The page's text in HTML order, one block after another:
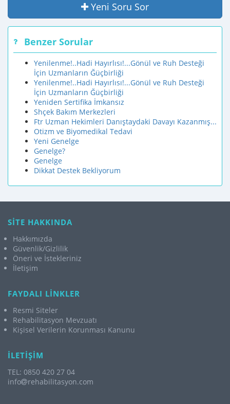
Yeni Soru Sor
Benzer Sorular
Yenilenme!..Hadi Hayırlısı!...Gönül ve Ruh Desteği
İçin Uzmanların Ğüçbirliği
Yenilenme!..Hadi Hayırlısı!...Gönül ve Ruh Desteği
İçin Uzmanların Ğüçbirliği
Yeniden Sertifika İmkansız
Shçek Bakım Merkezleri
Ftr Uzman Hekimleri Danıştaydaki Davayı Kazanmış...
Otizm ve Biyomedikal Tedavi
Yeni Genelge
Genelge?
Genelge
Dikkat Destek Bekliyorum
SİTE HAKKINDA
Hakkımızda
Güvenlik/Gizlilik
Öneri ve İstekleriniz
İletişim
FAYDALI LİNKLER
Resmi Siteler
Rehabilitasyon Mevzuatı
Kişisel Verilerin Korunması Kanunu
İLETİŞİM
TEL: 0850 420 27 04
info
rehabilitasyon.com